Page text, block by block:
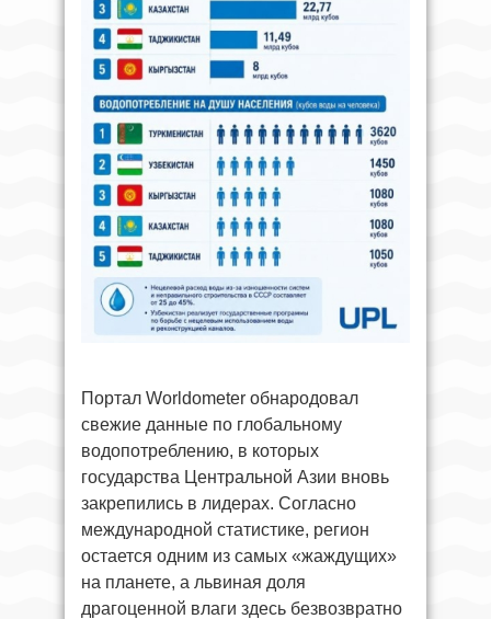
Портал Worldometer обнародовал
свежие данные по глобальному
водопотреблению, в которых
государства Центральной Азии вновь
закрепились в лидерах. Согласно
международной статистике, регион
остается одним из самых «жаждущих»
на планете, а львиная доля
драгоценной влаги здесь безвозвратно